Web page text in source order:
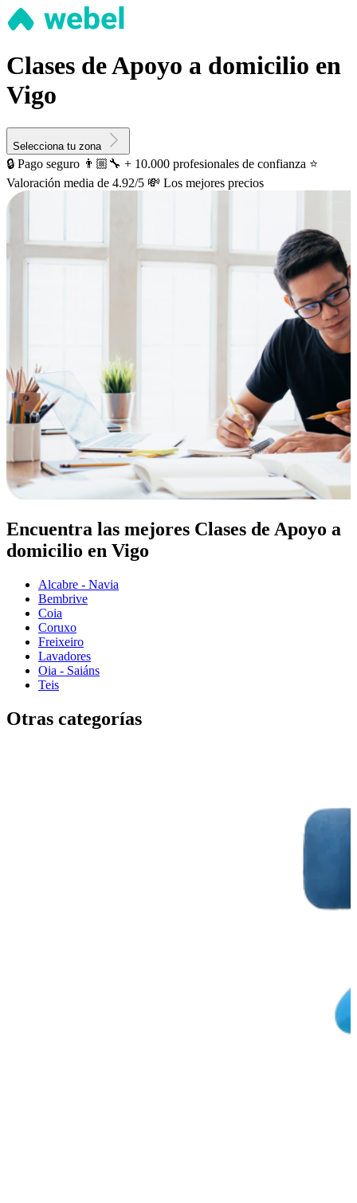
Clases de Apoyo a domicilio en
Vigo
Selecciona tu zona
🔒 Pago seguro 👨🏼‍🔧 + 10.000 profesionales de confianza ⭐️
Valoración media de 4.92/5 💸 Los mejores precios
Encuentra las mejores Clases de Apoyo a
domicilio en Vigo
Alcabre - Navia
Bembrive
Coia
Coruxo
Freixeiro
Lavadores
Oia - Saiáns
Teis
Otras categorías